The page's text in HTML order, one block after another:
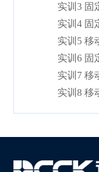
实训3 固
实训4 固
实训5 移
实训6 固
实训7 移
实训8 移